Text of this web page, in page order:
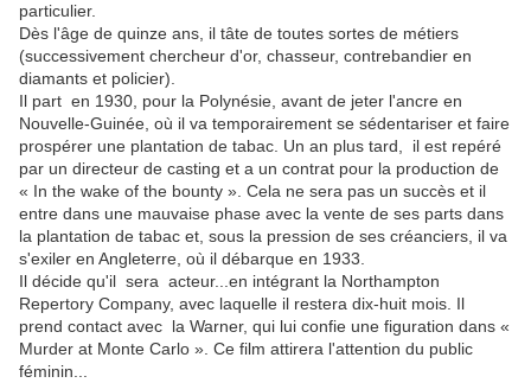
particulier.
Dès l'âge de quinze ans, il tâte de toutes sortes de métiers
(successivement chercheur d'or, chasseur, contrebandier en
diamants et policier).
Il part en 1930, pour la Polynésie, avant de jeter l'ancre en
Nouvelle-Guinée, où il va temporairement se sédentariser et faire
prospérer une plantation de tabac. Un an plus tard, il est repéré
par un directeur de casting et a un contrat pour la production de
« In the wake of the bounty ». Cela ne sera pas un succès et il
entre dans une mauvaise phase avec la vente de ses parts dans
la plantation de tabac et, sous la pression de ses créanciers, il va
s'exiler en Angleterre, où il débarque en 1933.
Il décide qu'il sera acteur...en intégrant la Northampton
Repertory Company, avec laquelle il restera dix-huit mois. Il
prend contact avec la Warner, qui lui confie une figuration dans «
Murder at Monte Carlo ». Ce film attirera l'attention du public
féminin...